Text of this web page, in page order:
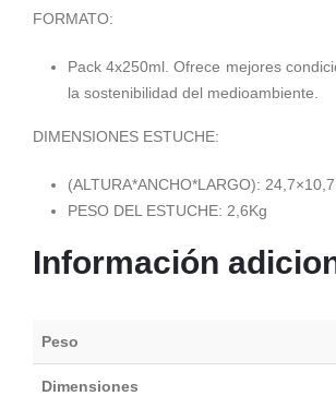
FORMATO:
Pack 4x250ml. Ofrece mejores
la sostenibilidad del medioambiente.
DIMENSIONES ESTUCHE:
(ALTURA*ANCHO*LARGO):
PESO DEL ESTUCHE: 2,6Kg
Información
Peso
Dimensiones